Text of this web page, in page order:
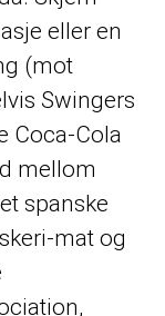
eller en
(mot
Swingers
Coca-Cola
mellom
spanske
mat og